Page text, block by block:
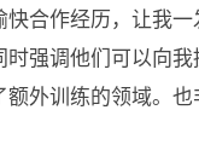
合作经历，让我
强调他们可以向
外训练的领域。